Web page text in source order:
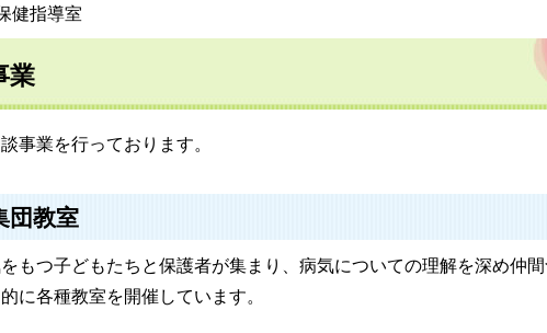
健指導室
業
事業を行っております。
団教室
もつ子どもたちと保護者が集まり、病気についての理解を深め仲
に各種教室を開催しています。